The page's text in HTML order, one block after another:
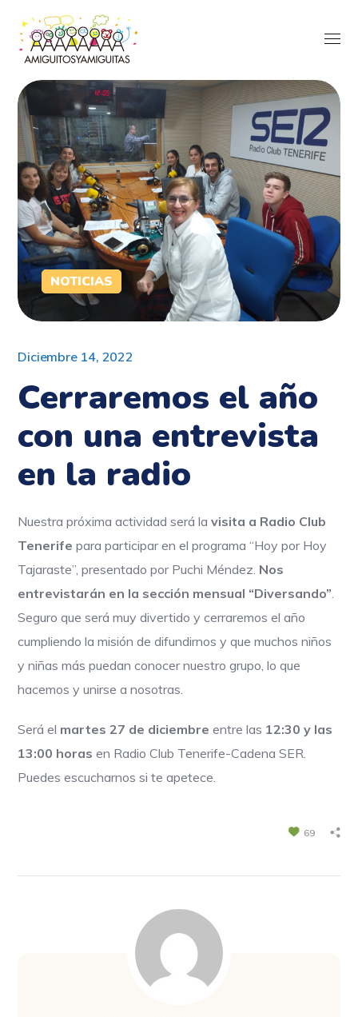
NOTICIAS
Diciembre 14, 2022
Cerraremos el año
con una entrevista
en la radio
Nuestra próxima actividad será lavisita a Radio Club
Tenerife para participar en el programa “Hoy por Hoy
Tajaraste”, presentado por Puchi Méndez. Nos
entrevistarán en la sección mensual “Diversando”.
Seguro que será muy divertido y cerraremos el año
cumpliendo la misión de difundirnos y que muchos niños
y niñas más puedan conocer nuestro grupo, lo que
hacemos y unirse a nosotras.
Será el martes 27 de diciembre entre las 12:30 y las
13:00 horasen Radio Club Tenerife-Cadena SER.
Puedes escucharnos si te apetece.
69